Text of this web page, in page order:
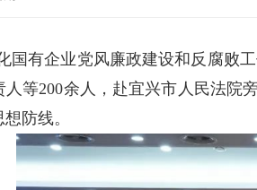
国有企业党风廉政建设和反腐败
人等200余人，赴宜兴市人民法院
防线。